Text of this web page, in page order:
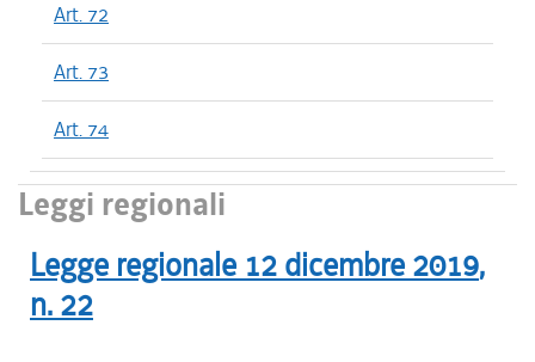
Art. 72
Art. 73
Art. 74
Leggi regionali
Legge regionale 12 dicembre 2019,
n. 22